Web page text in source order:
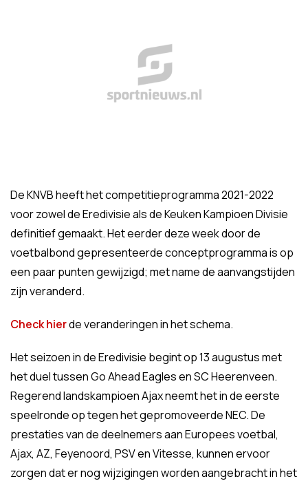
De KNVB heeft het competitieprogramma 2021-2022
voor zowel de Eredivisie als de Keuken Kampioen Divisie
definitief gemaakt. Het eerder deze week door de
voetbalbond gepresenteerde conceptprogramma is op
een paar punten gewijzigd; met name de aanvangstijden
zijn veranderd.
Check hierde veranderingen in het schema.
Het seizoen in de Eredivisie begint op 13 augustus met
het duel tussen Go Ahead Eagles en SC Heerenveen.
Regerend landskampioen Ajax neemt het in de eerste
speelronde op tegen het gepromoveerde NEC. De
prestaties van de deelnemers aan Europees voetbal,
Ajax, AZ, Feyenoord, PSV en Vitesse, kunnen ervoor
zorgen dat er nog wijzigingen worden aangebracht in het